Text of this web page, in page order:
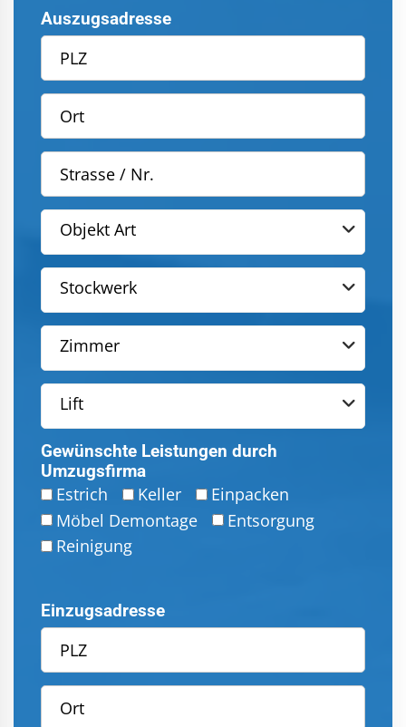
Auszugsadresse
Objekt Art
Stockwerk
Zimmer
Lift
Gewünschte Leistungen durch
Umzugsfirma
Estrich Keller
Einpacken
Möbel Demontage
Entsorgung
Reinigung
Einzugsadresse